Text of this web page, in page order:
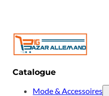
Catalogue
Mode & Accessoires